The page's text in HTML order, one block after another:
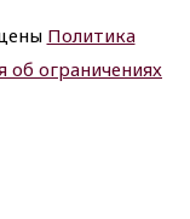
Политика
ограничениях